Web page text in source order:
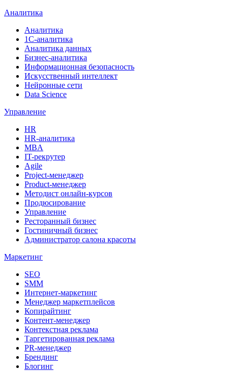
Аналитика
Аналитика
1С-аналитика
Аналитика данных
Бизнес-аналитика
Информационная безопасность
Искусственный интеллект
Нейронные сети
Data Science
Управление
HR
HR-аналитика
MBA
IT-рекрутер
Agile
Project-менеджер
Product-менеджер
Методист онлайн-курсов
Продюсирование
Управление
Ресторанный бизнес
Гостиничный бизнес
Администратор салона красоты
Маркетинг
SEO
SMM
Интернет-маркетинг
Менеджер маркетплейсов
Копирайтинг
Контент-менеджер
Контекстная реклама
Таргетированная реклама
PR-менеджер
Брендинг
Блогинг